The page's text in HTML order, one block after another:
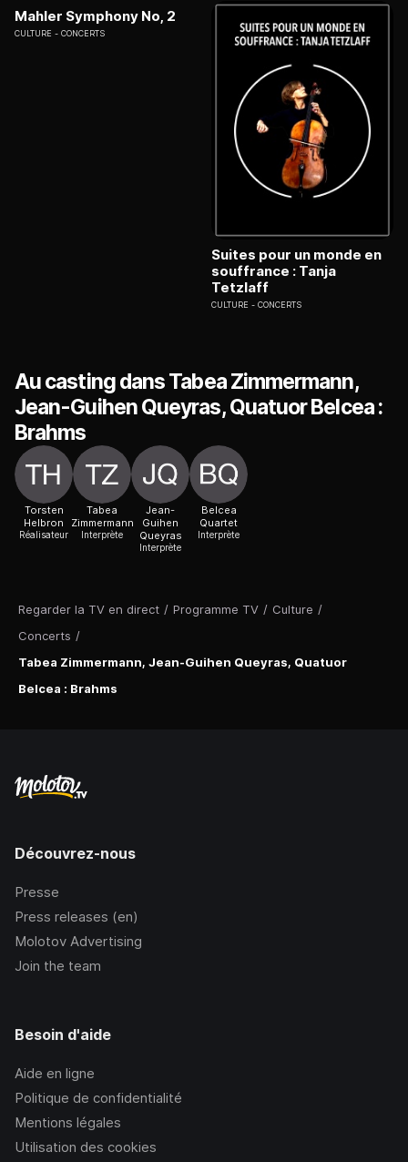
Regarder la TV en direct / Programme TV / Culture /
Concerts /
Tabea Zimmermann, Jean-Guihen Queyras, Quatuor
Belcea : Brahms
Mahler Symphony No, 2
CULTURE CONCERTS
Suites pour un monde en
souffrance : Tanja
Tetzlaff
CULTURE CONCERTS
Au casting dans Tabea Zimmermann,
Jean-Guihen Queyras, Quatuor Belcea :
Brahms
Torsten
Helbron
Réalisateur
Tabea
Zimmermann
Interprète
Jean-
Guihen
Queyras
Interprète
Belcea
Quartet
Interprète
Découvrez-nous
Presse
Press releases (en)
Molotov Advertising
Join the team
Besoin d'aide
Aide en ligne
Politique de confidentialité
Mentions légales
Utilisation des cookies